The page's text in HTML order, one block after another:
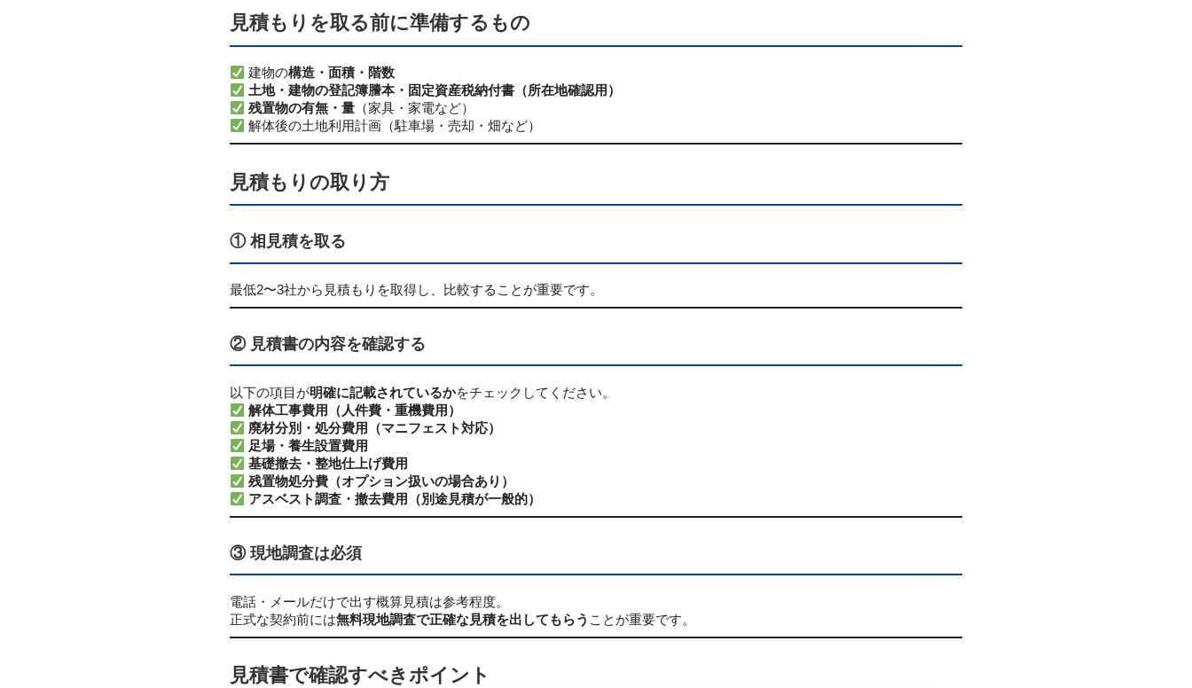
見積もりを取る前に準備するもの
建物の構造・面積・階数
土地・建物の登記簿謄本・固定資産税納付書（所在地確認用）
残置物の有無・量（家具・家電など）
解体後の土地利用計画（駐車場・売却・畑など）
見積もりの取り方
① 相見積を取る
最低2〜3社から見積もりを取得し、比較することが重要です。
② 見積書の内容を確認する
以下の項目が明確に記載されているかをチェックしてください。
解体工事費用（人件費・重機費用）
廃材分別・処分費用（マニフェスト対応）
足場・養生設置費用
基礎撤去・整地仕上げ費用
残置物処分費（オプション扱いの場合あり）
アスベスト調査・撤去費用（別途見積が一般的）
③ 現地調査は必須
電話・メールだけで出す概算見積は参考程度。
正式な契約前には無料現地調査で正確な見積を出してもらう ことが重要です。
見積書で確認すべきポイント